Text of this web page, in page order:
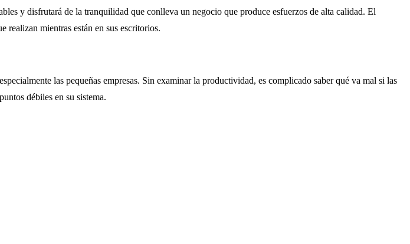
y disfrutará de la tranquilidad que conlleva un negocio que produce esfuerzos de alta calidad. El
realizan mientras están en sus escritorios.
las pequeñas empresas. Sin examinar la productividad, es complicado saber qué va mal si las
débiles en su sistema.